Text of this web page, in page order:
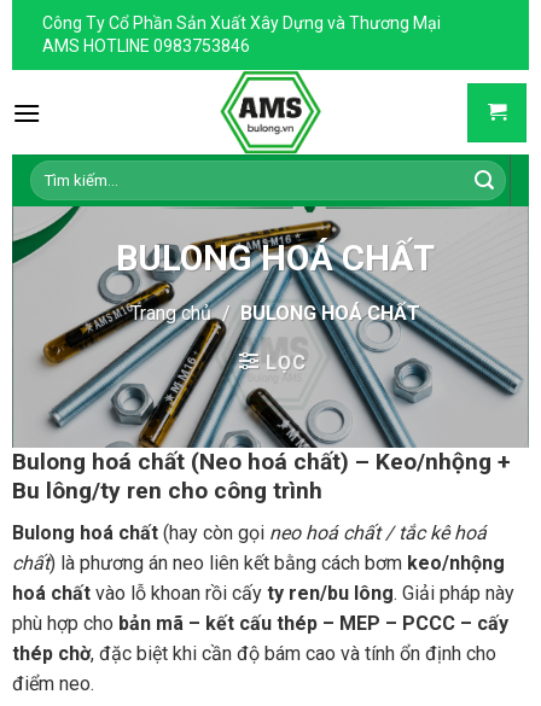
content
Công Ty Cổ Phần Sản Xuất Xây Dựng và Thương Mại
AMS HOTLINE 0983753846
Tìm
kiếm:
BULONG HOÁ CHẤT
Trang chủ / BULONG HOÁ CHẤT
LỌC
Bulong hoá chất (Neo hoá chất) – Keo/nhộng +
Bu lông/ty ren cho công trình
Bulong hoá chất (hay còn gọi neo hoá chất / tắc kê hoá
chất) là phương án neo liên kết bằng cách bơm keo/nhộng
hoá chất vào lỗ khoan rồi cấy ty ren/bu lông. Giải pháp này
phù hợp cho bản mã – kết cấu thép – MEP – PCCC – cấy
thép chờ, đặc biệt khi cần độ bám cao và tính ổn định cho
điểm neo.